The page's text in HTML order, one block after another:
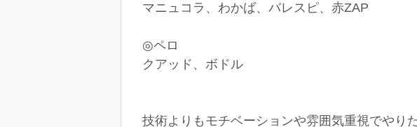
マニュコラ、わかば、バレスピ、赤ZAP
◎ペロ
クアッド、ボドル
技術よりもモチベーションや雰囲気重視でやり